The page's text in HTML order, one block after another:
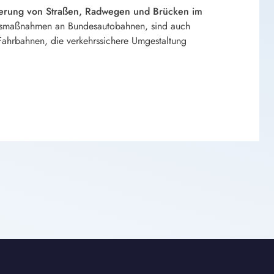
von Straßen, Radwegen und Brücken im
an Bundesautobahnen, sind auch
die verkehrssichere Umgestaltung